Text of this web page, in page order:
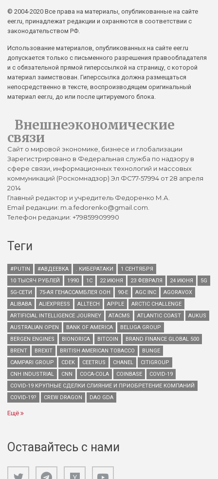
© 2004-2020 Все права на материалы, опубликованные на сайте
eer.ru, принадлежат редакции и охраняются в соответствии с
законодательством РФ.
Использование материалов, опубликованных на сайте eer.ru
допускается только с письменного разрешения правообладателя
и с обязательной прямой гиперссылкой на страницу, с которой
материал заимствован. Гиперссылка должна размещаться
непосредственно в тексте, воспроизводящем оригинальный
материал eer.ru, до или после цитируемого блока.
Внешнеэкономические
связи
Сайт о мировой экономике, бизнесе и глобализации
Зарегистрировано в Федеральная служба по надзору в
сфере связи, информационных технологий и массовых
коммуникаций (Роскомнадзор) Эл ФС77-57994 от 28 апреля
2014
Главный редактор и учредитель Федоренко М.А.
Email редакции: m.a.fedorenko@gmail.com.
Телефон редакции: +79859909990
Теги
#PUTIN #АВДЕЕВКА . КИБЕРАТАКИ
1 СЕНТЯБРЯ
10 ТЫСЯЧ РУБЛЕЙ
1990 1С 22 ИЮНЯ 23 ФЕВРАЛЯ 24 ИЮНЯ
5G
5G-СЕТИ
75-АЯ ГЕНАССАМБЛЕЯ ООН 90-Е AGC INC
AGORAVOX
ALIBABA
ALIEXPRESS ALLTECH APPLE
ARCTIC CHALLENGE
ARTIFICIAL INTELLIGENCE JOURNEY
ATACMS ATLANTIC COAST
AUKUS
AUSTRALIAN OPEN
BANK OF AMERICA
BELUGA GROUP
BERGEN ENGINES
BIONORICA BITCOIN
BRAND FINANCE GLOBAL 500
BRENT
BREXIT BRITISH AMERICAN TOBACCO
BUNGE
CAMPARI GROUP
CDEK CEETRUS CHANEL
CITIGROUP
CNH INDUSTRIAL
CNN COCA-COLA COINBASE
COVID-19
COVID-19 КРУПНЫЕ СДЕЛКИ СЛИЯНИЕ И ПРИОБРЕТЕНИЕ КОМПАНИЙ
COVID-19?
CREW DRAGON DAO GDA
Ещё
Оставайтесь с нами